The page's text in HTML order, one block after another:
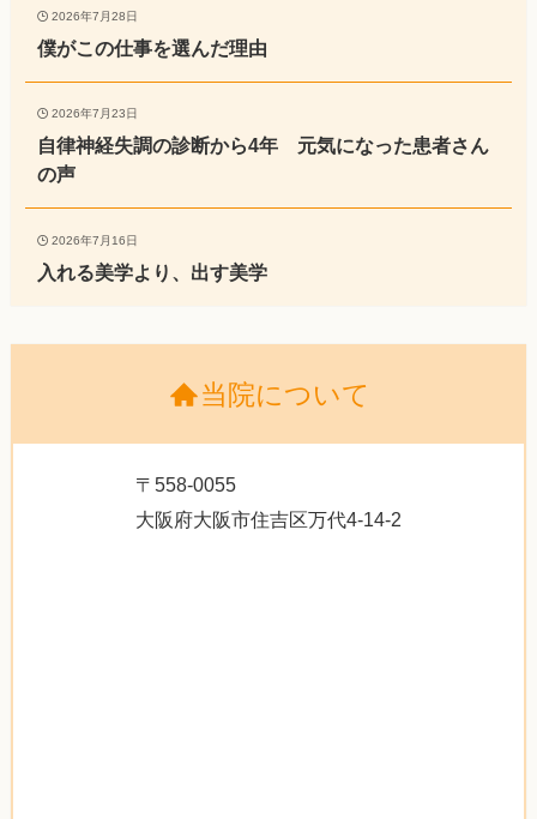
2026年7月28日
僕がこの仕事を選んだ理由
2026年7月23日
自律神経失調の診断から4年 元気になった患者さん
の声
2026年7月16日
入れる美学より、出す美学
当院について
〒558-0055
大阪府大阪市住吉区万代4-14-2